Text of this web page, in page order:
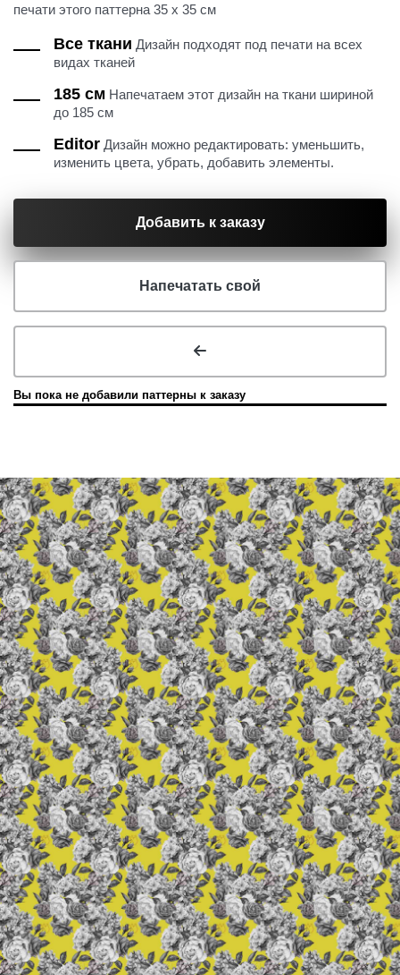
печати этого паттерна 35 х 35 см
Все ткани Дизайн подходят под печати на всех
видах тканей
185 см Напечатаем этот дизайн на ткани шириной
до 185 см
Editor Дизайн можно редактировать: уменьшить,
изменить цвета, убрать, добавить элементы.
Добавить к заказу
Напечатать свой
Вы пока не добавили паттерны к заказу